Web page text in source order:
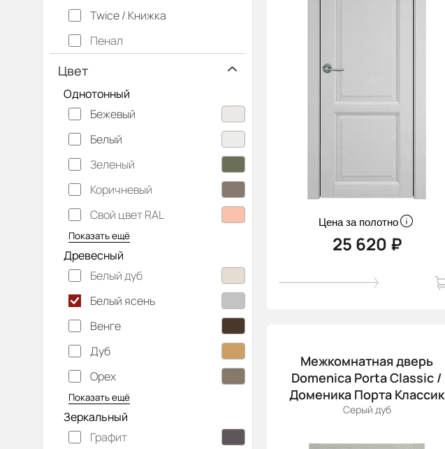
Twice / Книжка
Пенал
Цвет
Однотонный
Бежевый
Белый
Зеленый
Коричневый
Свой цвет RAL
Серебристый
Серый
Темно-серый
Хаки
Черный
Показать ещё
Древесный
Белый дуб
Белый ясень
Венге
Дуб
Орех
Серый дуб
Показать ещё
Зеркальный
Графит
Цена за полотно
25 620 ₽
Межкомнатная дверь
Domenica Porta Classic /
Доменика Порта Классик
Серый дуб